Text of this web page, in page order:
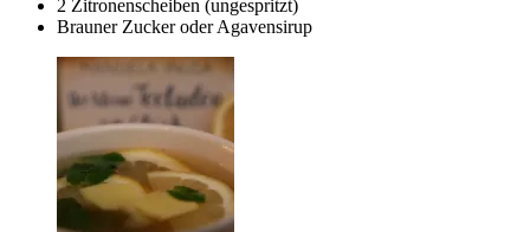
2 Zitronenscheiben (ungespritzt)
Brauner Zucker oder Agavensirup